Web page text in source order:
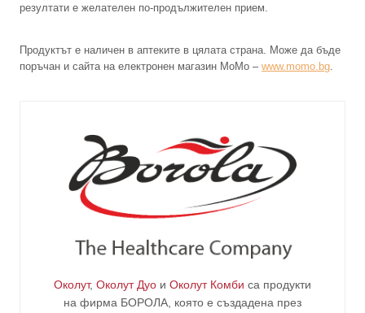
резултати е желателен по-продължителен прием.
Продуктът е наличен в аптеките в цялата страна. Може да бъде
поръчан и сайта на електронен магазин МоМо – www.momo.bg
Околут, Околут Дуо и Околут Комби са продукти
на фирма БОРОЛА , която е създадена през